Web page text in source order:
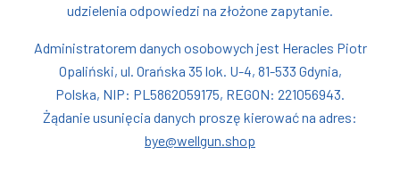
udzielenia odpowiedzi na złożone zapytanie.
Administratorem danych osobowych jest Heracles Piotr
Opaliński, ul. Orańska 35 lok. U-4, 81-533 Gdynia,
Polska, NIP: PL5862059175, REGON: 221056943.
Żądanie usunięcia danych proszę kierować na adres:
bye@wellgun.shop